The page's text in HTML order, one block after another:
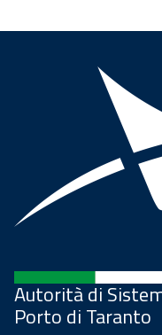
Autorità di
Porto di Taranto